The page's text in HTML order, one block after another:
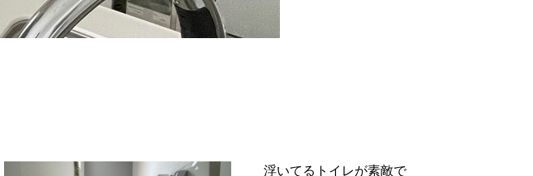
浮いてるトイレが素敵で